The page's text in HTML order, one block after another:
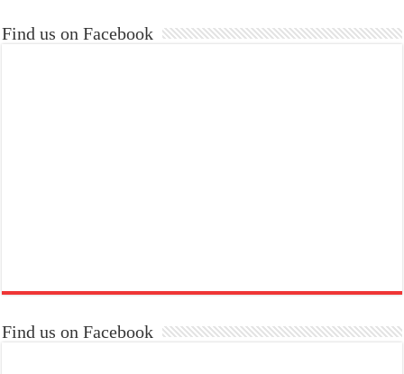
Find us on Facebook
Find us on Facebook